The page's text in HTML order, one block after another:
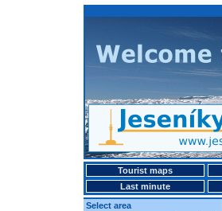
Tourist maps
Last minute
Select area